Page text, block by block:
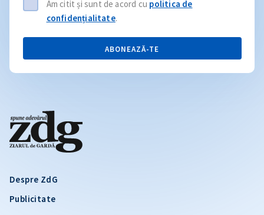
Despre ZdG
Publicitate
Am citit și sunt de acord cu politica de
confidențialitate.
ABONEAZĂ-TE